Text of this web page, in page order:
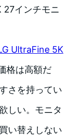
27インチモニ
UltraFine 5K
格は高額だ
さを持ってい
しい。モニタ
い替えしない